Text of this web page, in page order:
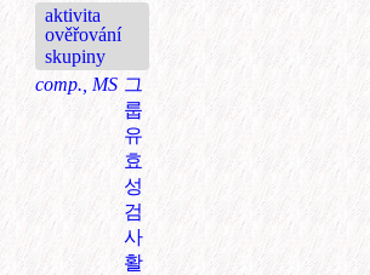
aktivita
ověřování
skupiny
comp., MS 그
룹
유
효
성
검
사
활